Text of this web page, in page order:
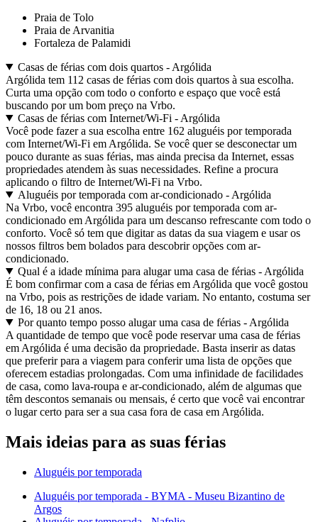
Praia de Tolo
Praia de Arvanitia
Fortaleza de Palamidi
Casas de férias com dois quartos - Argólida
Argólida tem 112 casas de férias com dois quartos à sua escolha.
Curta uma opção com todo o conforto e espaço que você está
buscando por um bom preço na Vrbo.
Casas de férias com Internet/Wi-Fi - Argólida
Você pode fazer a sua escolha entre 162 aluguéis por temporada
com Internet/Wi-Fi em Argólida. Se você quer se desconectar um
pouco durante as suas férias, mas ainda precisa da Internet, essas
propriedades atendem às suas necessidades. Refine a procura
aplicando o filtro de Internet/Wi-Fi na Vrbo.
Aluguéis por temporada com ar-condicionado - Argólida
Na Vrbo, você encontra 395 aluguéis por temporada com ar-
condicionado em Argólida para um descanso refrescante com todo o
conforto. Você só tem que digitar as datas da sua viagem e usar os
nossos filtros bem bolados para descobrir opções com ar-
condicionado.
Qual é a idade mínima para alugar uma casa de férias - Argólida
É bom confirmar com a casa de férias em Argólida que você gostou
na Vrbo, pois as restrições de idade variam. No entanto, costuma ser
de 16, 18 ou 21 anos.
Por quanto tempo posso alugar uma casa de férias - Argólida
A quantidade de tempo que você pode reservar uma casa de férias
em Argólida é uma decisão da propriedade. Basta inserir as datas
que preferir para a viagem para conferir uma lista de opções que
oferecem estadias prolongadas. Com uma infinidade de facilidades
de casa, como lava-roupa e ar-condicionado, além de algumas que
têm descontos semanais ou mensais, é certo que você vai encontrar
o lugar certo para ser a sua casa fora de casa em Argólida.
Mais ideias para as suas férias
Aluguéis por temporada
Aluguéis por temporada - BYMA - Museu Bizantino de
Argos